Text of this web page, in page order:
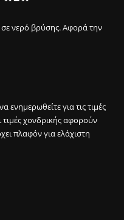
νερό βρύσης. Αφορά την
ενημερωθείτε για τις τιμές
χονδρικής αφορούν
πλαφόν για ελάχιστη